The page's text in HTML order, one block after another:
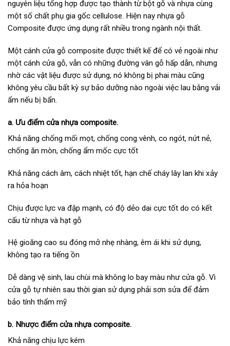
nguyên liệu tổng hợp được tạo thành từ bột gỗ và nhựa cùng
một số chất phụ gia gốc cellulose. Hiện nay nhựa gỗ
Composite được ứng dụng rất nhiều trong ngành nội thất.
Một cánh cửa gỗ composite được thiết kế để có vẻ ngoài như
một cánh cửa gỗ, vẫn có những đường vân gỗ hấp dẫn, nhưng
nhờ các vật liệu được sử dụng, nó không bị phai màu cũng
không yêu cầu bất kỳ sự bảo dưỡng nào ngoài việc lau bằng vải
ẩm nếu bị bẩn.
a. Ưu điểm cửa nhựa composite.
Khả năng chống mối mọt, chống cong vênh, co ngót, nứt nẻ,
chống ăn mòn, chống ẩm mốc cực tốt
Khả năng cách âm, cách nhiệt tốt, hạn chế cháy lây lan khi xảy
ra hỏa hoạn
Chịu được lực va đập mạnh, có độ dẻo dai cực tốt do có kết
cấu từ nhựa và hạt gỗ
Hệ gioăng cao su đóng mở nhẹ nhàng, êm ái khi sử dụng,
không tạo ra tiếng ồn
Dễ dàng vệ sinh, lau chùi mà không lo bay màu như cửa gỗ. Vì
cửa gỗ tự nhiên sau thời gian sử dụng phải sơn sửa để đảm
bảo tính thẩm mỹ
b. Nhược điểm cửa nhựa composite.
Khả năng chịu lực kém